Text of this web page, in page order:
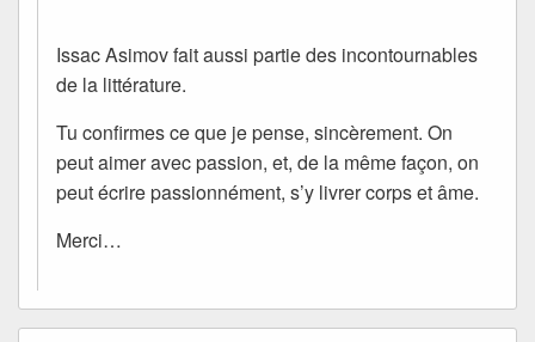
Issac Asimov fait aussi partie des incontournables
de la littérature.
Tu confirmes ce que je pense, sincèrement. On
peut aimer avec passion, et, de la même façon, on
peut écrire passionnément, s’y livrer corps et âme.
Merci…